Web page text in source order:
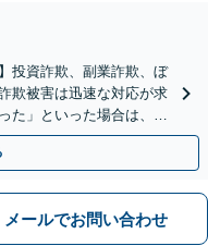
投資詐欺、副業詐欺、ぼ
欺被害は迅速な対応が求
た」といった場合は、お
相談可】
メールでお問い合わせ